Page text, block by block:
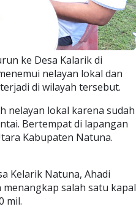
ke Desa Kalarik di
nelayan lokal dan
di wilayah tersebut.
nelayan lokal karena sudah
Bertempat di lapangan
Kabupaten Natuna.
Kelarik Natuna, Ahadi
salah satu kapal
mil.